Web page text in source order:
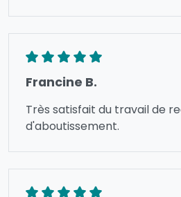
Francine B.
Très satisfait du travail de
d'aboutissement.